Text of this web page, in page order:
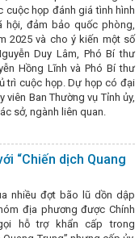
công nghiệp nông thôn
Ngày Doanh nhân Việt
phủ về Thương mại
mệnh toàn quyền Hợp
2024
Tập trung chỉ
Thứ trưởng Nguyễn
của Tổng Bí thư
Hà Tĩnh có 9 sản phẩm
Ban Thường vụ Đảng ủy
bộ cấp huyện và
lõi” là Chủ đề cho ngày
Tổ chức tiếp nhận
triển khai nhiệm vụ
pháp hỗ trợ doanh
Lan tỏa niềm tin thực
nghiệp trong vấn đề
cuộc họp đánh giá tình hình
hội, đảm bảo quốc phòng,
2025 và cho ý kiến một số
Duy Lâm, Phó Bí thư
Hồng Lĩnh và Phó Bí thư
trì cuộc họp. Dự họp có đại
Ban Thường vụ Tỉnh ủy,
sở, ngành liên quan.
“Chiến dịch Quang
nhiều đợt bão lũ dồn dập
địa phương được Chính
hỗ trợ khẩn cấp trong